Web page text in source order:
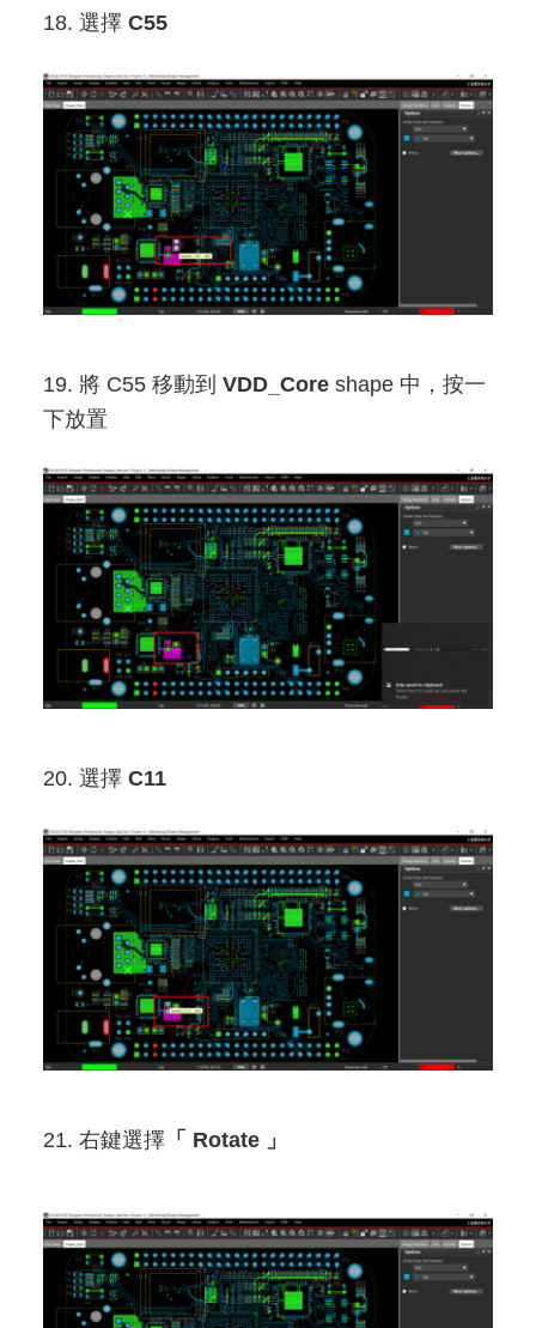
18. 選擇 C55
19. 將 C55 移動到 VDD_Coreshape 中，按一
下放置
20. 選擇 C11
21. 右鍵選擇「 Rotate 」